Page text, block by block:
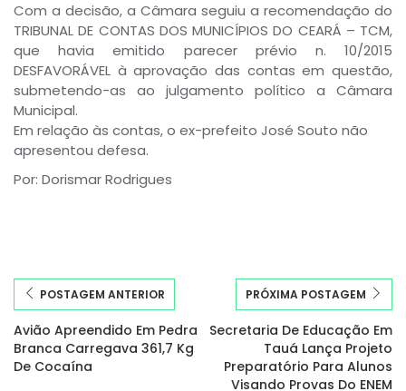
Com a decisão, a Câmara seguiu a recomendação do
TRIBUNAL DE CONTAS DOS MUNICÍPIOS DO CEARÁ – TCM,
que havia emitido parecer prévio n. 10/2015
DESFAVORÁVEL à aprovação das contas em questão,
submetendo-as ao julgamento político a Câmara
Municipal.
Em relação às contas, o ex-prefeito José Souto não
apresentou defesa.
Por: Dorismar Rodrigues
POSTAGEM ANTERIOR
Avião Apreendido Em Pedra
Branca Carregava 361,7 Kg
De Cocaína
PRÓXIMA POSTAGEM
Secretaria De Educação Em
Tauá Lança Projeto
Preparatório Para Alunos
Visando Provas Do ENEM